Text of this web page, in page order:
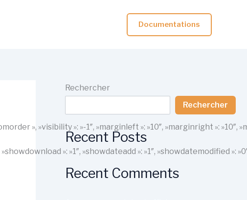
Documentations
», »visibility »: »-1″, »marginleft »: »10″, »marginright »:
»showdownload »: »1″, »showdateadd »: »1″,
Rechercher
Rechercher
Recent Posts
Recent Comments